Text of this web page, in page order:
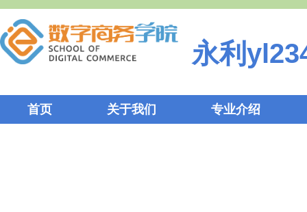
永利
首页 关于我们 专业介绍